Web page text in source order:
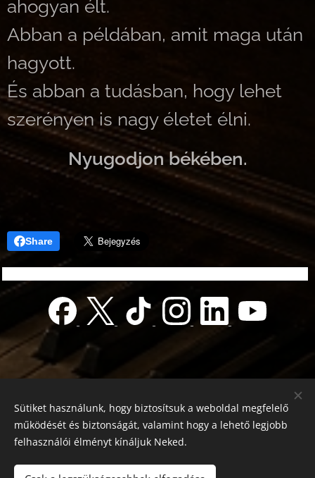
ahogyan élt.
Abban a példában, amit maga után
hagyott.
És abban a tudásban, hogy lehet
szerényen is nagy életet élni.
Nyugodjon békében.
Share
Sütiket használunk, hogy biztosítsuk a weboldal megfelelő
működését és biztonságát, valamint hogy a lehető legjobb
felhasználói élményt kínáljuk Neked.